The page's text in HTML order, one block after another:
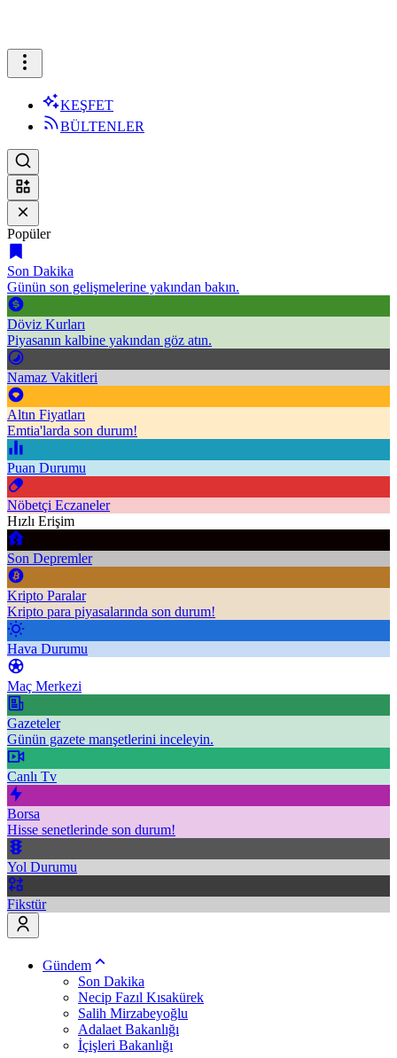
KEŞFET
BÜLTENLER
Popüler
Son Dakika
Günün son gelişmelerine yakından bakın.
Döviz Kurları
Piyasanın kalbine yakından göz atın.
Namaz Vakitleri
Altın Fiyatları
Emtia'larda son durum!
Puan Durumu
Nöbetçi Eczaneler
Hızlı Erişim
Son Depremler
Kripto Paralar
Kripto para piyasalarında son durum!
Hava Durumu
Maç Merkezi
Gazeteler
Günün gazete manşetlerini inceleyin.
Canlı Tv
Borsa
Hisse senetlerinde son durum!
Yol Durumu
Fikstür
Gündem
Son Dakika
Necip Fazıl Kısakürek
Salih Mirzabeyoğlu
Adalaet Bakanlığı
İçişleri Bakanlığı